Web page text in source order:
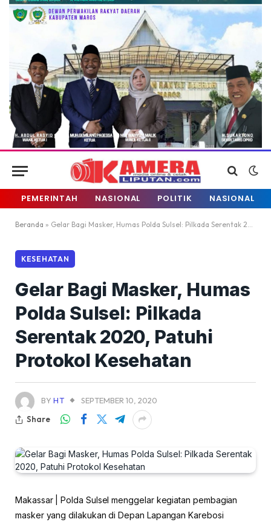
PEMERINTAH NASIONAL POLITIK NASIONAL
Beranda » Gelar Bagi Masker, Humas Polda Sulsel: Pilkada Serentak 2020, Patuhi Protokol Kesehatan
KESEHATAN
Gelar Bagi Masker, Humas
Polda Sulsel: Pilkada
Serentak 2020, Patuhi
Protokol Kesehatan
BY HT
SEPTEMBER 10, 2020
Share
Makassar | Polda Sulsel menggelar kegiatan pembagian
masker yang dilakukan di Depan Lapangan Karebosi